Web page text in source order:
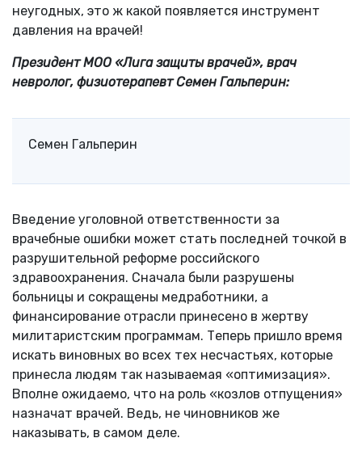
неугодных, это ж какой появляется инструмент
давления на врачей!
Президент МОО «Лига защиты врачей», врач
невролог, физиотерапевт Семен Гальперин:
Семен Гальперин
Введение уголовной ответственности за
врачебные ошибки может стать последней точкой в
разрушительной реформе российского
здравоохранения. Сначала были разрушены
больницы и сокращены медработники, а
финансирование отрасли принесено в жертву
милитаристским программам. Теперь пришло время
искать виновных во всех тех несчастьях, которые
принесла людям так называемая «оптимизация».
Вполне ожидаемо, что на роль «козлов отпущения»
назначат врачей. Ведь, не чиновников же
наказывать, в самом деле.